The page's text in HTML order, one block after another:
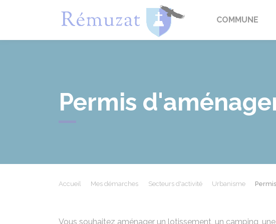
RémuzatCOMMUNE
Permis
Accueil Mes démarches Secteurs d'activité Urbanisme
Vous souhaitez aménager un lotissement, un camping,